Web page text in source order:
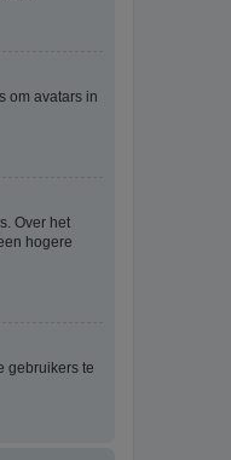
om avatars in
Over het
hogere
gebruikers te